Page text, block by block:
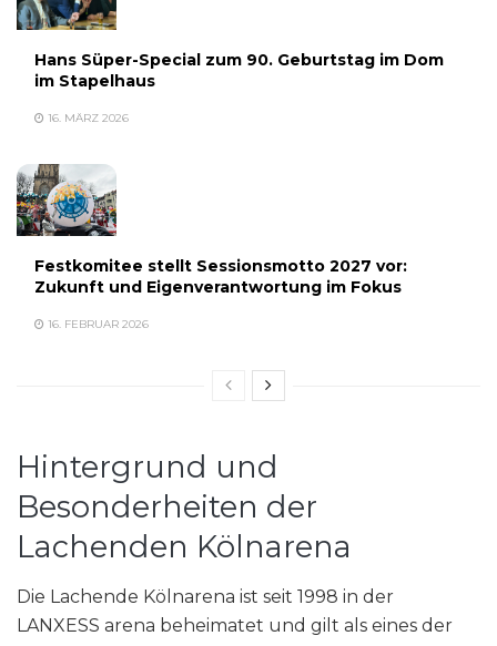
Hans Süper-Special zum 90. Geburtstag im Dom
im Stapelhaus
16. MÄRZ 2026
Festkomitee stellt Sessionsmotto 2027 vor:
Zukunft und Eigenverantwortung im Fokus
16. FEBRUAR 2026
Hintergrund und
Besonderheiten der
Lachenden Kölnarena
Die Lachende Kölnarena ist seit 1998 in der
LANXESS arena beheimatet und gilt als eines der